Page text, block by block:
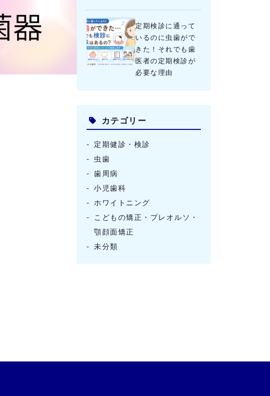
定期検診に通って
いるのに虫歯がで
きた！それでも歯
医者の定期検診が
必要な理由
カテゴリー
定期健診・検診
虫歯
歯周病
小児歯科
ホワイトニング
こどもの矯正・プレオルソ・
顎顔面矯正
未分類